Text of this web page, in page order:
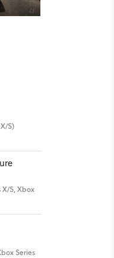
S)
X/S, Xbox
Series